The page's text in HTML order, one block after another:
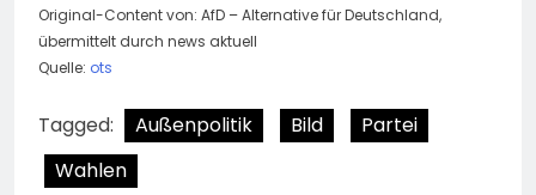
Original-Content von: AfD – Alternative für Deutschland,
übermittelt durch news aktuell
Quelle: ots
Tagged: Außenpolitik Bild
Partei
Wahlen